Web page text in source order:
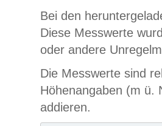
Bei den
Diese Messwerte
oder andere
Die Messwerte sind
Höhenangaben (m ü.
addieren.